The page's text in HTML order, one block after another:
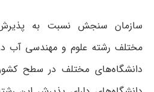
سازمان سنجش نسبت به
مختلف رشته علوم و مهندسی آب
دانشگاه‌های مختلف در سطح